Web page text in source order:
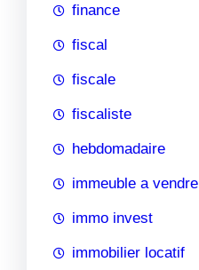
finance
fiscal
fiscale
fiscaliste
hebdomadaire
immeuble a vendre
immo invest
immobilier locatif